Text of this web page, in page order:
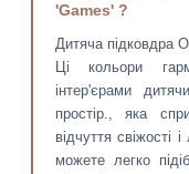
'Games' ?
Дитяча підковдра
Ці кольори
інтер'єрами
простір., яка
відчуття свіжості
можете легко